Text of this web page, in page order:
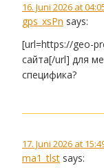
16. Juni 2026 at
gps_xsPn says:
[url=https://geo-
сайта[/url] для
специфика?
17. Juni 2026 at
ma1_tlst says: